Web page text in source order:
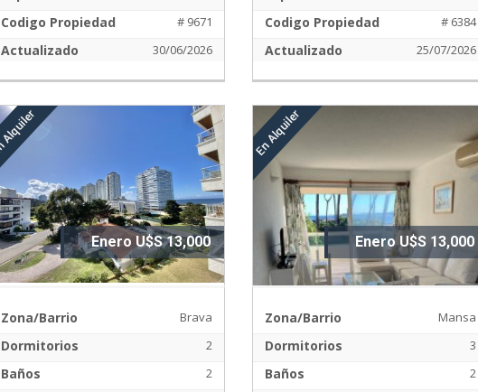
Codigo Propiedad # 9671
Actualizado 30/06/2026
Codigo Propiedad # 6384
Actualizado 25/07/2026
Enero U$S 13,000
Zona/Barrio Brava
Dormitorios 2
Baños 2
Enero U$S 13,000
Zona/Barrio Mansa
Dormitorios 3
Baños 2